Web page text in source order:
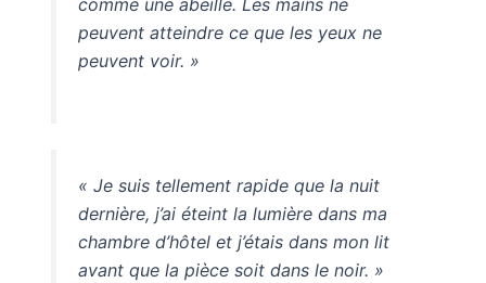
peuvent atteindre ce que les yeux ne
peuvent voir. »
« Je suis tellement rapide que la nuit
dernière, j’ai éteint la lumière dans ma
chambre d’hôtel et j’étais dans mon lit
avant que la pièce soit dans le noir. »